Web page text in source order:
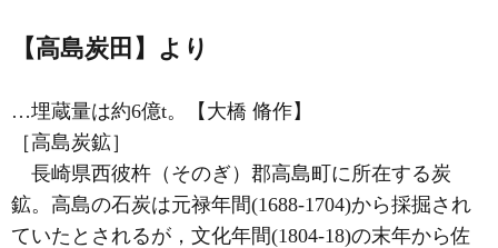
【高島炭田】より
…埋蔵量は約6億t。【大橋 脩作】
［高島炭鉱］
長崎県西彼杵（そのぎ）郡高島町に所在する炭
鉱。高島の石炭は元禄年間(1688‐1704)から採掘され
ていたとされるが，文化年間(1804‐18)の末年から佐